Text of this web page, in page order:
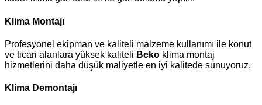
Klima Montajı
Profesyonel ekipman ve kaliteli malzeme kullanımı ile konut
ve ticari alanlara yüksek kaliteli Beko klima montaj
hizmetlerini daha düşük maliyetle en iyi kalitede sunuyoruz.
Klima Demontajı